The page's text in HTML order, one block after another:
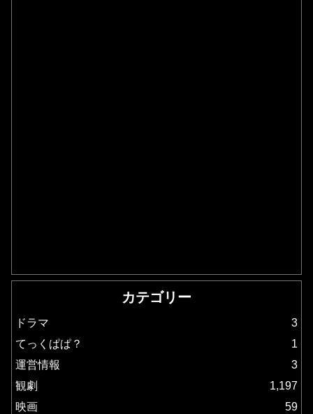
カテゴリー
ドラマ
3
てっくぱぱ？
1
運営情報
3
観劇
1,197
映画
59